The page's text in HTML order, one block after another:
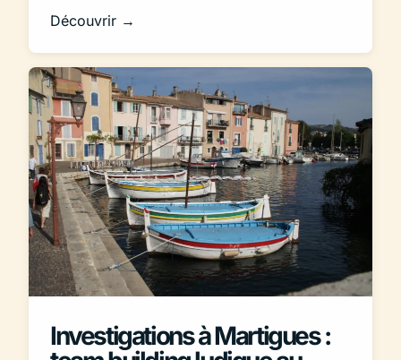
Découvrir →
Investigations à Martigues :